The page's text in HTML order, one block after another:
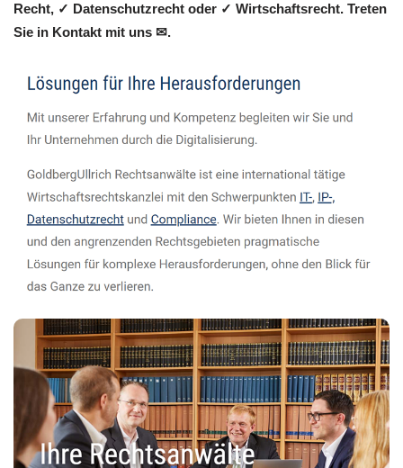
Recht, ✓ Datenschutzrecht oder ✓ Wirtschaftsrecht. Treten
Sie in Kontakt mit uns ✉.